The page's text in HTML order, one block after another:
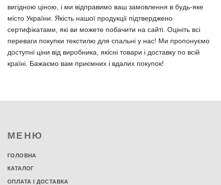
вигідною ціною, і ми відправимо ваш замовлення в будь-яке
місто України. Якість нашої продукції підтверджено
сертифікатами, які ви можете побачити на сайті. Оцініть всі
переваги покупки текстилю для спальні у нас! Ми пропонуємо
доступні ціни від виробника, якісні товари і доставку по всій
країні. Бажаємо вам приємних і вдалих покупок!
МЕНЮ
ГОЛОВНА
КАТАЛОГ
ОПЛАТА І ДОСТАВКА